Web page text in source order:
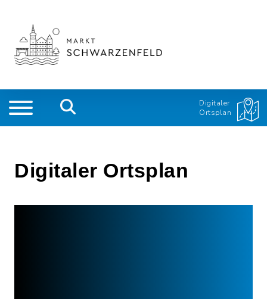
Digitaler
Ortsplan
Digitaler Ortsplan